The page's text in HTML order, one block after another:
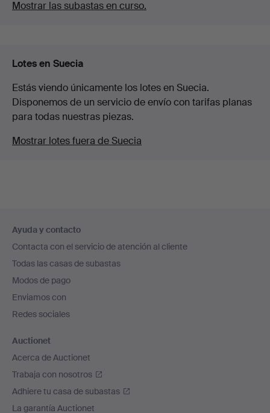
Mostrar las subastas en curso.
Lotes en Suecia
Estás viendo únicamente los lotes en Suecia.
Disponemos de un servicio de envío con tarifas planas
para todas nuestras piezas.
Mostrar lotes fuera de Suecia
en
el
pie
de
página
Ayuda y contacto
Contacta con el servicio de atención al cliente
Todas las casas de subastas
Modos de pago
Enviamos con
Redes sociales
Auctionet
Acerca de Auctionet
Trabaja con nosotros
Adhiere tu casa de subastas
La garantía Auctionet